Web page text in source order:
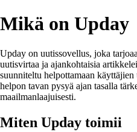
Mikä on Upday
Upday on uutissovellus, joka
uutisvirtaa ja ajankohtaisia
suunniteltu helpottamaan käyttäjien
helpon tavan pysyä ajan tasalla
maailmanlaajuisesti.
Miten Upday toimii